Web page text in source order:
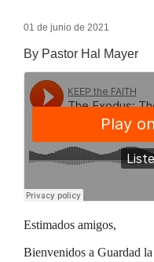
01 de junio de 2021
By Pastor Hal Mayer
Estimados amigos,
Bienvenidos a Guardad